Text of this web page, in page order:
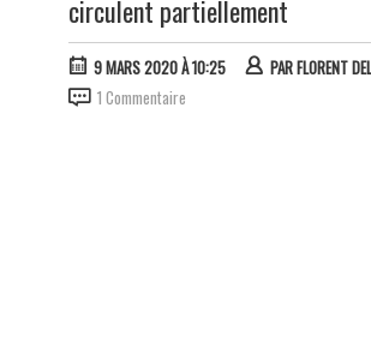
circulent partiellement
9 MARS 2020 À 10:25 PARFLORENT
1 Commentaire